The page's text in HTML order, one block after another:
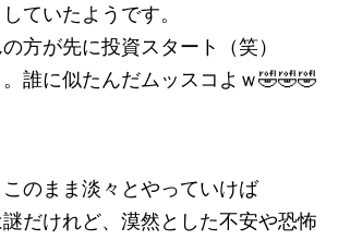
ていたようです。
方が先に投資スタート（笑）
誰に似たんだムッスコよｗ🤣🤣🤣
のまま淡々とやっていけば
だけれど、漠然とした不安や恐怖